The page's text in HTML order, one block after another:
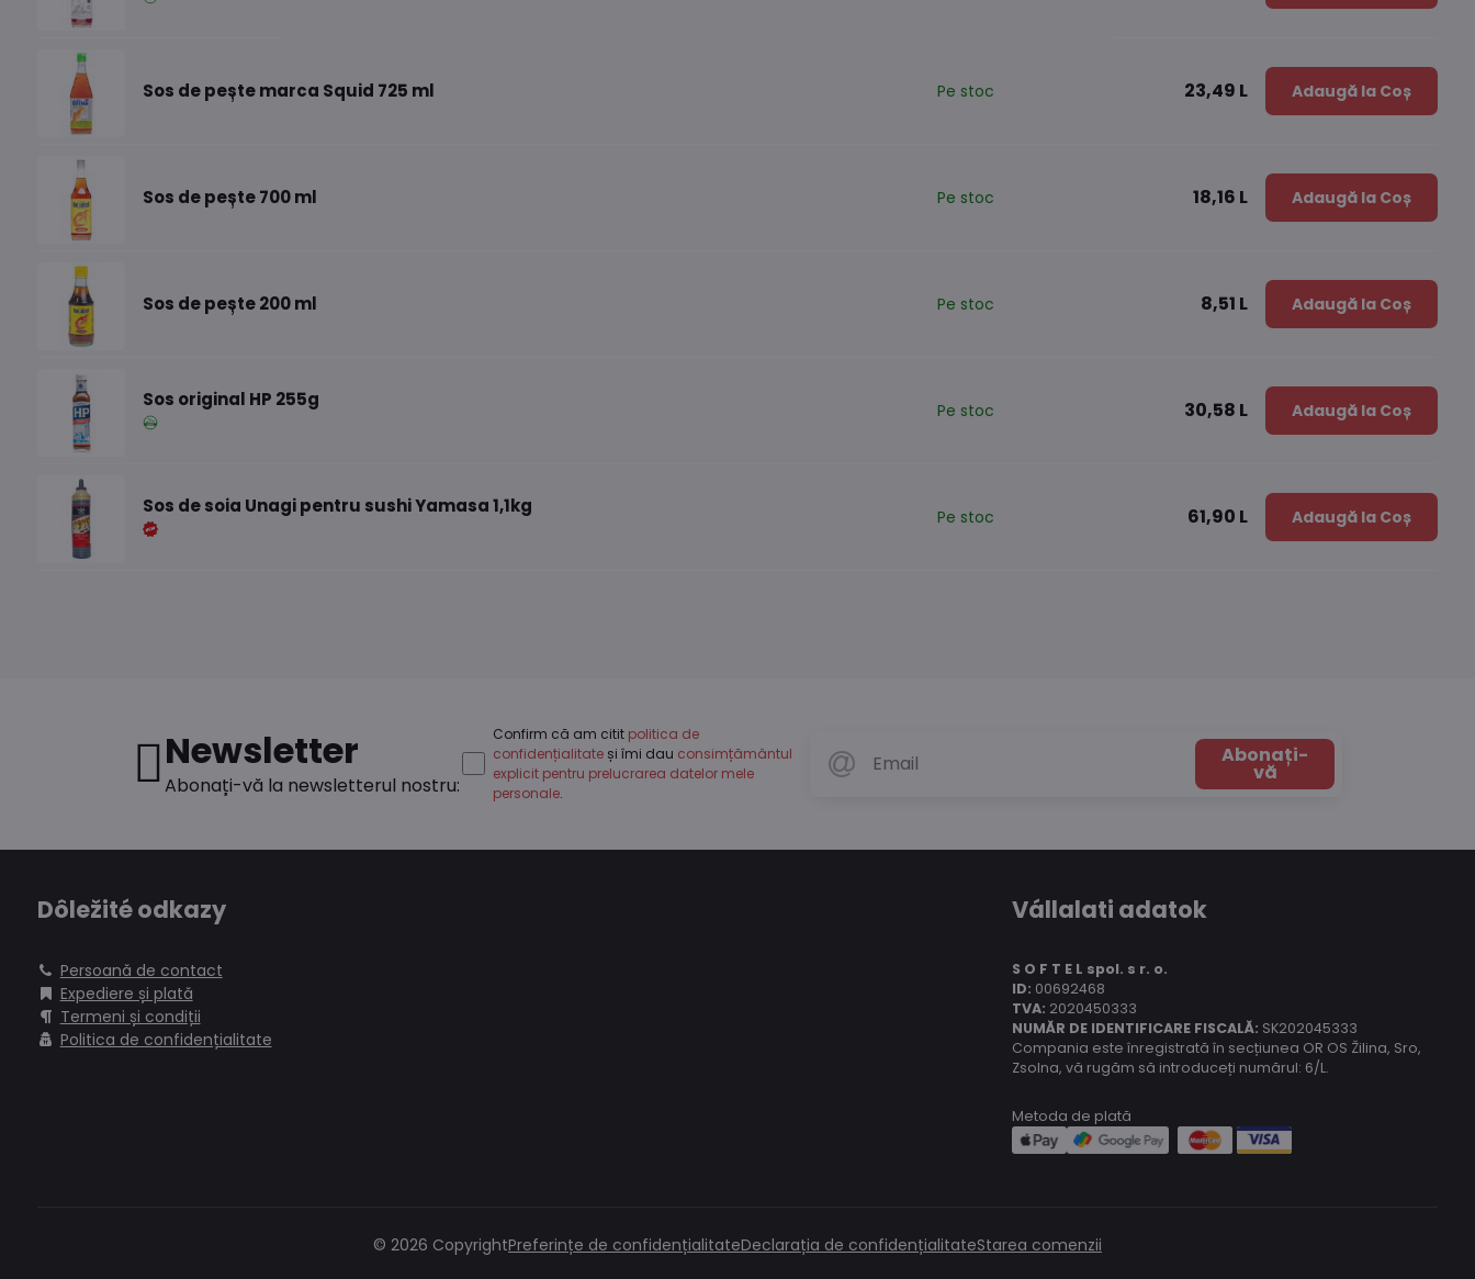
Sos de pește marca Squid 725 ml Pe stoc 23,49 L Adaugă la Coș
Sos de pește 700 ml Pe stoc 18,16 L Adaugă la Coș
Sos de pește 200 ml Pe stoc 8,51 L Adaugă la Coș
Sos original HP 255g Pe stoc 30,58 L Adaugă la Coș
Sos de soia Unagi pentru sushi Yamasa 1,1kg Pe stoc 61,90 L Adaugă la Coș
Newsletter
Abonați-vă la newsletterul nostru:
Abonați-
vă
Confirm că am citit politica de
confidențialitateși îmi dau consimțământul
explicit pentru prelucrarea datelor mele
personale.
Dôležité odkazy
Persoană de contact
Expediere și plată
Termeni și condiții
Politica de confidențialitate
Vállalati adatok
S O F T E L spol. s r. o.
ID: 00692468
TVA: 2020450333
NUMĂR DE IDENTIFICARE FISCALĂ: SK202045333
Compania este înregistrată în secțiunea OR OS Žilina, Sro,
Zsolna, vă rugăm să introduceți numărul: 6/L.
Metoda de plată
© 2026 CopyrightPreferințe de confidențialitateDeclarația de confidențialitateStarea comenzii